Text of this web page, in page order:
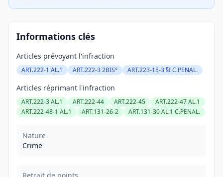
Informations clés
Articles prévoyant l'infraction
ART.222-1 AL.1 ART.222-3 2BIS° ART.223-15-3 §I C.PENAL.
Articles réprimant l'infraction
ART.222-3 AL.1 ART.222-44 ART.222-45
ART.222-47 AL.1
ART.222-48-1 AL.1
ART.131-26-2 ART.131-30 AL.1 C.PENAL.
Nature
Crime